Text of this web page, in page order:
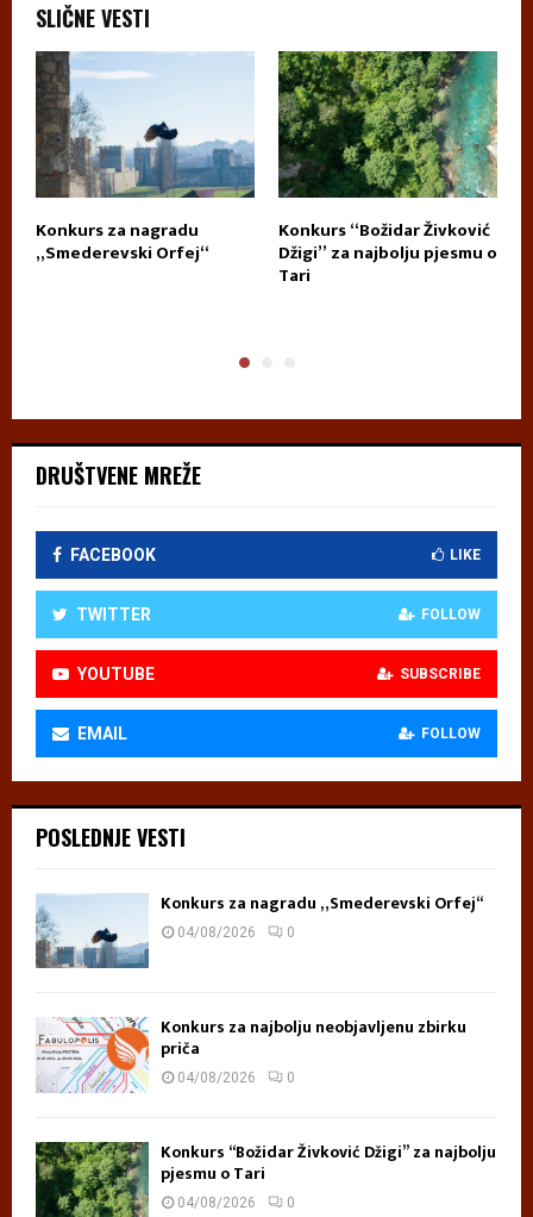
SLIČNE VESTI
Konkurs za nagradu
„Smederevski Orfej“
Konkurs “Božidar Živković
Džigi” za najbolju pjesmu o
Tari
DRUŠTVENE MREŽE
FACEBOOK LIKE
TWITTER FOLLOW
YOUTUBE SUBSCRIBE
EMAIL FOLLOW
POSLEDNJE VESTI
Konkurs za nagradu „Smederevski Orfej“
04/08/2026 0
Konkurs za najbolju neobjavljenu zbirku
priča
04/08/2026 0
Konkurs “Božidar Živković Džigi” za najbolju
pjesmu o Tari
04/08/2026 0